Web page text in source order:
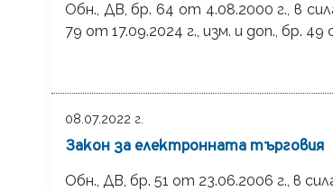
Обн., ДВ, бр. 64 от 4.08.2000 г., в
79 от 17.09.2024 г., изм. и доп., бр. 49
08.07.2022 г.
Закон за електронната търговия
Обн., ДВ, бр. 51 от 23.06.2006 г., в